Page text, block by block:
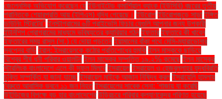
জেলেনস্কি অভিযোগ করেছেন যে ইউনাইটেড কমার্শিয়াল ব্যাংক (ইউসিবি) বছরের তৃতীয়
প্রান্তিকে শেয়ারপ্রতি আয় (ইপিএস) বৃদ্ধি পেয়েছে। ইউরোপ ইউরোপজুড়ে সাড়া ইঙ্গিত
ডাউনিং স্ট্রিটের" ইনস্টাগ্রামের ৬টি প্রাইভেসি ফিচার যেগুলি আপনার জন্য উপকারী
ইন্টার্নশিপ প্রোগ্রামের মাধ্যমে ভবিষ্যতের ক্যারিয়ার গঠন ইফতার ইফতারে কী খাবেন
ইফতারের সময় রাসুল (সা.) যে দোয়া পড়তেন ইয়ামালের বাঁকা পথে মেসি-ম্যারাডোনার
স্বপ্নের বাড়ি ইরান: ইসরায়েলকে কঠোর প্রতিশোধের হুমকি ইলন মাস্ককে ছাড়িয়ে
বিশ্বের শীর্ষ ধনী পরিবার ওয়ালটন ইলন মাস্কের সম্পত্তি ১৯.২% কমেছে ইলন মাস্কের
স্টারলিংক বাংলাদেশে এলে কী সুফল মিলবে ইসরায়েল ইসরায়েল ও হেজবুল্লাহর যুদ্ধবিরতি
চুক্তি সম্পর্কিত যা জানা যাচ্ছে ইসরায়েল মাইকে আজান নিষিদ্ধ করল ইসরায়েলি হামলায়
বৈরুতে আবাসিক ভবনে ১১ জন নিহত ইসরায়েলের সাবেক সেনা: 'গাজায় যা করেছি
উইন্ডিজের বিপক্ষে বড় হার বাংলাদেশের উড়িরচরে পরিবার কল্যাণকেন্দ্র পরিণত হয়েছে